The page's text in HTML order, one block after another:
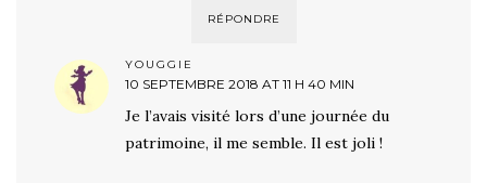
RÉPONDRE
YOUGGIE
10 SEPTEMBRE 2018 AT 11 H 40 MIN
Je l’avais visité lors d’une journée du
patrimoine, il me semble. Il est joli !